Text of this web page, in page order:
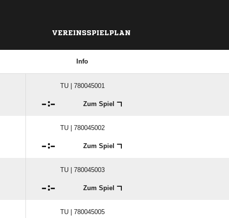
VEREINSSPIELPLAN
Info
TU | 780045001
: Zum Spiel
TU | 780045002
: Zum Spiel
TU | 780045003
: Zum Spiel
TU | 780045005